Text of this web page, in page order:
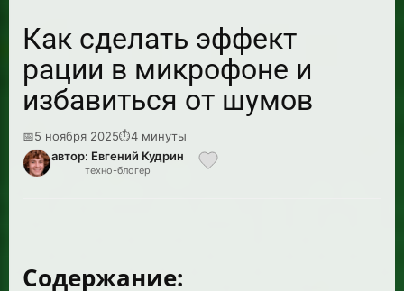
Как сделать эффект
рации в микрофоне и
избавиться от шумов
📅5 ноября 2025⏱4 минуты
автор: Евгений Кудрин
техно-блогер
Содержание: